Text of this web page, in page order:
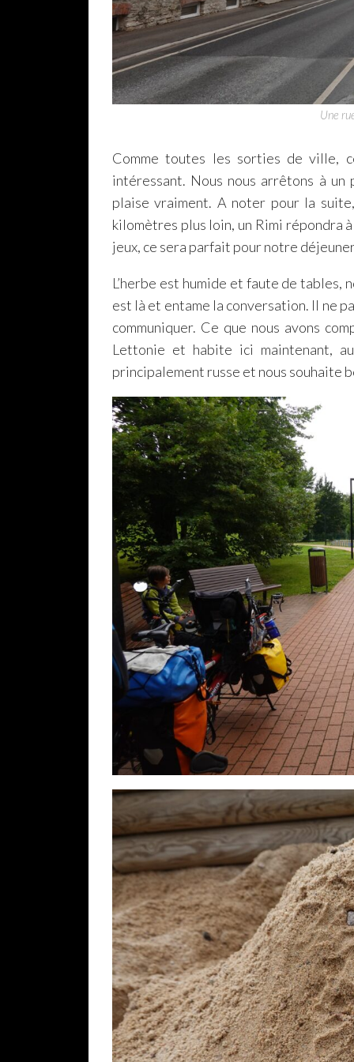
Une
Comme toutes les sorties de ville,
intéressant. Nous nous arrêtons à un
plaise vraiment. A noter pour la
kilomètres plus loin, un Rimi répondra
jeux, ce sera parfait pour notre
L’herbe est humide et faute de tables,
est là et entame la conversation. Il ne
communiquer. Ce que nous avons
Lettonie et habite ici maintenant,
principalement russe et nous souhaite